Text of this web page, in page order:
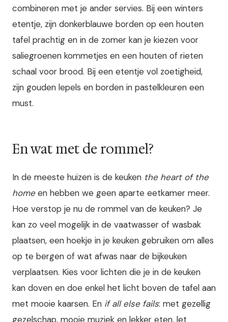
combineren met je ander servies. Bij een winters
etentje, zijn donkerblauwe borden op een houten
tafel prachtig en in de zomer kan je kiezen voor
saliegroenen kommetjes en een houten of rieten
schaal voor brood. Bij een etentje vol zoetigheid,
zijn gouden lepels en borden in pastelkleuren een
must.
En wat met de rommel?
In de meeste huizen is de keuken the heart of the
homeen hebben we geen aparte eetkamer meer.
Hoe verstop je nu de rommel van de keuken? Je
kan zo veel mogelijk in de vaatwasser of wasbak
plaatsen, een hoekje in je keuken gebruiken om alles
op te bergen of wat afwas naar de bijkeuken
verplaatsen. Kies voor lichten die je in de keuken
kan doven en doe enkel het licht boven de tafel aan
met mooie kaarsen. En if all else fails: met gezellig
gezelschap, mooie muziek en lekker eten, let